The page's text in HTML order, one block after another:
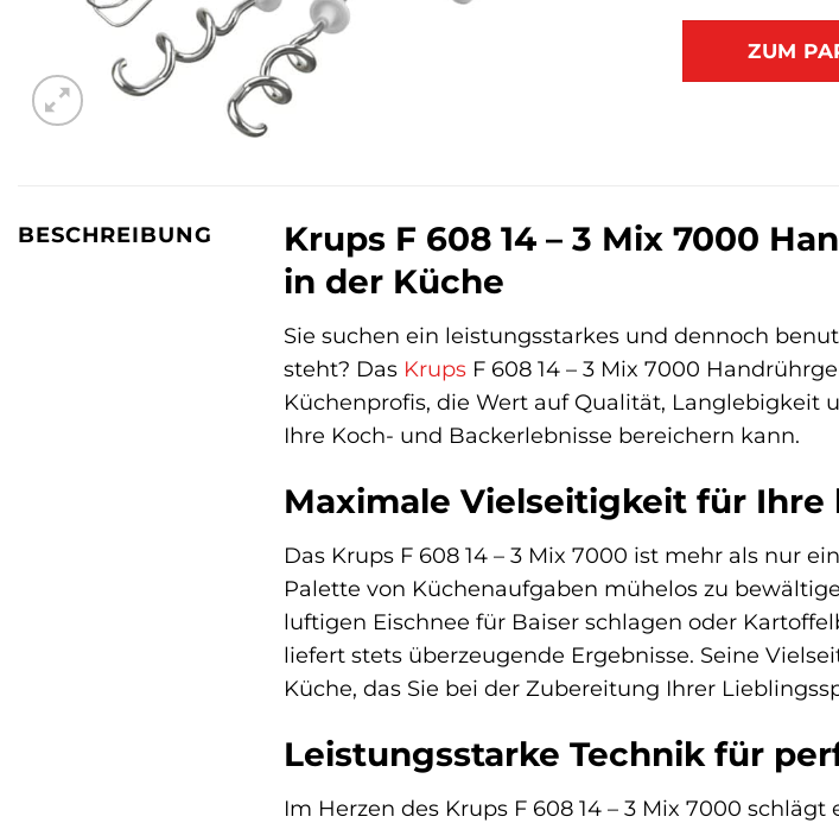
ZUM
BESCHREIBUNG
Krups F 608 14 – 3 Mix 7000
in der Küche
Sie suchen ein leistungsstarkes und dennoch
steht? Das Krups F 608 14 – 3 Mix 7000
Küchenprofis, die Wert auf Qualität, Langlebigkeit
Ihre Koch- und Backerlebnisse bereichern kann.
Maximale Vielseitigkeit für
Das Krups F 608 14 – 3 Mix 7000 ist mehr als nur
Palette von Küchenaufgaben mühelos zu
luftigen Eischnee für Baiser schlagen oder
liefert stets überzeugende Ergebnisse. Seine
Küche, das Sie bei der Zubereitung Ihrer
Leistungsstarke Technik für
Im Herzen des Krups F 608 14 – 3 Mix 7000